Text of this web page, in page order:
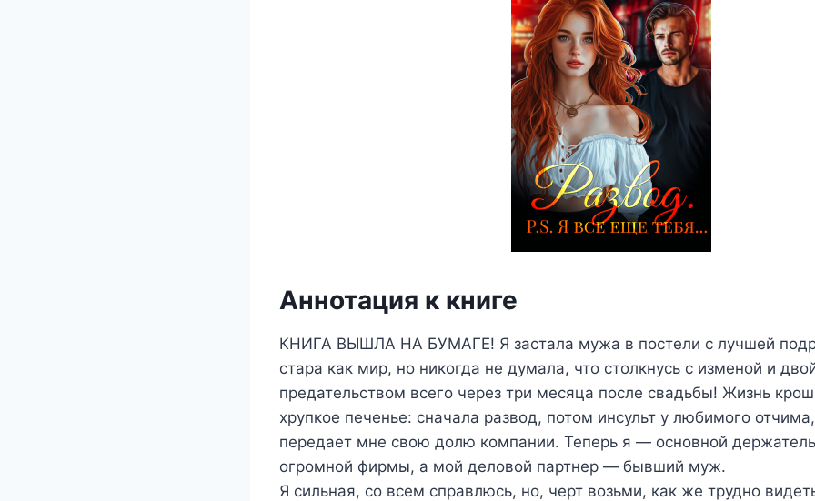
Аннотация к книге
КНИГА ВЫШЛА НА БУМАГЕ! Я застала мужа в постели с лучшей
стара как мир, но никогда не думала, что столкнусь с изменой и
предательством всего через три месяца после свадьбы! Жизнь
хрупкое печенье: сначала развод, потом инсульт у любимого
передает мне свою долю компании. Теперь я — основной
огромной фирмы, а мой деловой партнер — бывший муж.
Я сильная, со всем справлюсь, но, черт возьми, как же трудно